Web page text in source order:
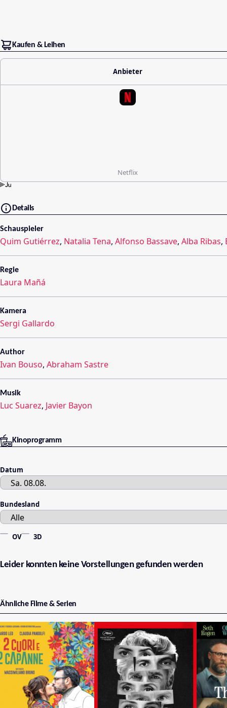
Kaufen & Leihen
Anbieter
Netflix
Details
Schauspieler
Quim Gutiérrez, Natalia Tena, Alfonso Bassave, Alba Ribas,
Regie
Laura Mañá
Kamera
Sergi Gallardo
Author
Ivan Bouso, Abraham Sastre
Musik
Luc Suarez, Javier Bayon
Kinoprogramm
Datum
Bundesland
OV 3D
Leider konnten keine Vorstellungen gefunden werden
Ähnliche Filme & Serien